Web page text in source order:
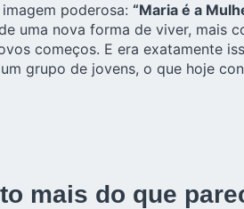
poderosa: “Maria é a
uma nova forma de viver, mais
começos. E era exatamente
grupo de jovens, o que hoje
mais do que